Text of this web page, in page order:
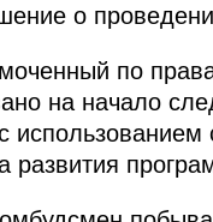
о
по
на начало
развития